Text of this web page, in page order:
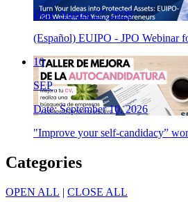
Date: August 27, 2026
(Español) EUIPO - JPO Webinar
10
SEP
Date: September 10, 2026
"Improve your self-candidacy”
Categories
OPEN ALL | CLOSE ALL